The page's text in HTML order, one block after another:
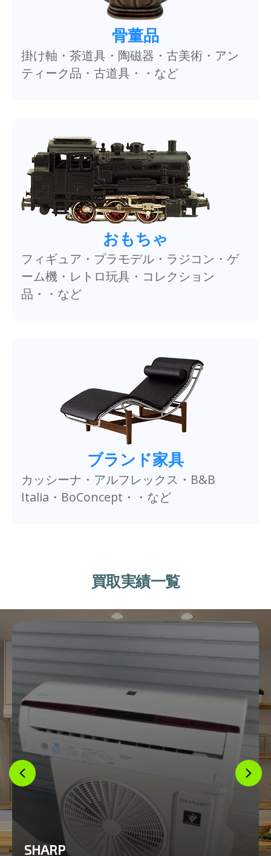
骨董品
掛け軸・茶道具・陶磁器・古美術・アン
ティーク品・古道具・・など
おもちゃ
フィギュア・プラモデル・ラジコン・ゲ
ーム機・レトロ玩具・コレクション
品・・など
ブランド家具
カッシーナ・アルフレックス・B&B
Italia・BoConcept・・など
買取実績一覧
SHARP